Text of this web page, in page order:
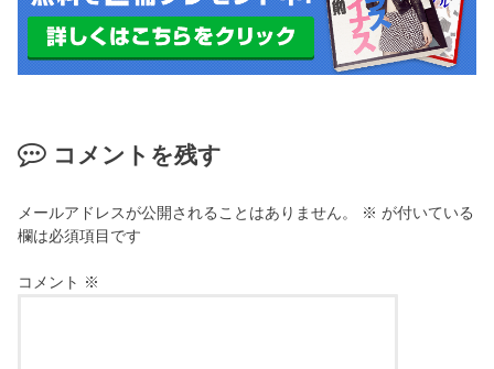
コメントを残す
メールアドレスが公開されることはありません。 ※ が付いている
欄は必須項目です
コメント ※